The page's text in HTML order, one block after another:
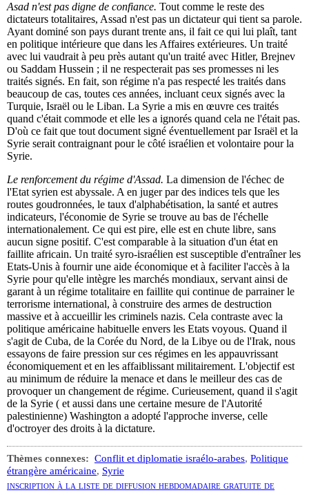
Asad n'est pas digne de confiance. Tout comme le reste des
dictateurs totalitaires, Assad n'est pas un dictateur qui tient sa parole.
Ayant dominé son pays durant trente ans, il fait ce qui lui plaît, tant
en politique intérieure que dans les Affaires extérieures. Un traité
avec lui vaudrait à peu près autant qu'un traité avec Hitler, Brejnev
ou Saddam Hussein ; il ne respecterait pas ses promesses ni les
traités signés. En fait, son régime n'a pas respecté les traités dans
beaucoup de cas, toutes ces années, incluant ceux signés avec la
Turquie, Israël ou le Liban. La Syrie a mis en œuvre ces traités
quand c'était commode et elle les a ignorés quand cela ne l'était pas.
D'où ce fait que tout document signé éventuellement par Israël et la
Syrie serait contraignant pour le côté israélien et volontaire pour la
Syrie.
Le renforcement du régime d'Assad. La dimension de l'échec de
l'Etat syrien est abyssale. A en juger par des indices tels que les
routes goudronnées, le taux d'alphabétisation, la santé et autres
indicateurs, l'économie de Syrie se trouve au bas de l'échelle
internationalement. Ce qui est pire, elle est en chute libre, sans
aucun signe positif. C'est comparable à la situation d'un état en
faillite africain. Un traité syro-israélien est susceptible d'entraîner les
Etats-Unis à fournir une aide économique et à faciliter l'accès à la
Syrie pour qu'elle intègre les marchés mondiaux, servant ainsi de
garant à un régime totalitaire en faillite qui continue de parrainer le
terrorisme international, à construire des armes de destruction
massive et à accueillir les criminels nazis. Cela contraste avec la
politique américaine habituelle envers les Etats voyous. Quand il
s'agit de Cuba, de la Corée du Nord, de la Libye ou de l'Irak, nous
essayons de faire pression sur ces régimes en les appauvrissant
économiquement et en les affaiblissant militairement. L'objectif est
au minimum de réduire la menace et dans le meilleur des cas de
provoquer un changement de régime. Curieusement, quand il s'agit
de la Syrie ( et aussi dans une certaine mesure de l'Autorité
palestinienne) Washington a adopté l'approche inverse, celle
d'octroyer des droits à la dictature.
Thèmes connexes: Conflit et diplomatie israélo-arabes, Politique
étrangère américaine, Syrie
inscription à la liste de diffusion hebdomadaire gratuite de